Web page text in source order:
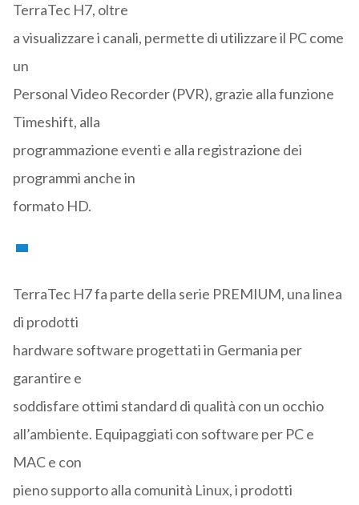
TerraTec H7, oltre
a visualizzare i canali, permette di utilizzare il PC come
un
Personal Video Recorder (PVR), grazie alla funzione
Timeshift, alla
programmazione eventi e alla registrazione dei
programmi anche in
formato HD.
TerraTec H7 fa parte della serie PREMIUM, una linea
di prodotti
hardware software progettati in Germania per
garantire e
soddisfare ottimi standard di qualità con un occhio
all’ambiente. Equipaggiati con software per PC e
MAC e con
pieno supporto alla comunità Linux, i prodotti